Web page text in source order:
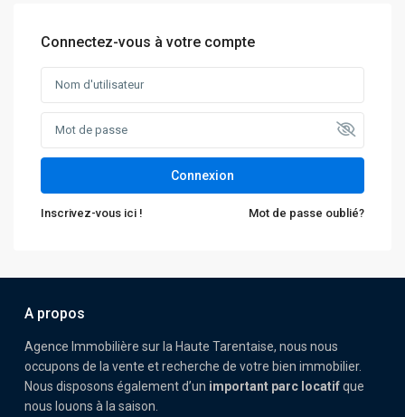
Connectez-vous à votre compte
Connexion
Inscrivez-vous ici ! Mot de passe oublié?
A propos
Agence Immobilière sur la Haute Tarentaise, nous nous
occupons de la vente et recherche de votre bien immobilier.
Nous disposons également d’un important parc locatifque
nous louons à la saison.